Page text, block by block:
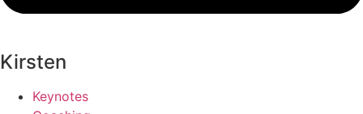
Kirsten
Keynotes